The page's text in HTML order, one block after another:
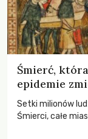
Śmierć,
epidemie
Setki milionów
Śmierci, całe